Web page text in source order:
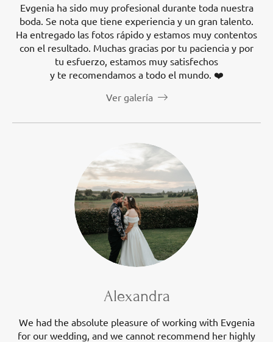
Evgenia ha sido muy profesional durante toda nuestra
boda. Se nota que tiene experiencia y un gran talento.
Ha entregado las fotos rápido y estamos muy contentos
con el resultado. Muchas gracias por tu paciencia y por
tu esfuerzo, estamos muy satisfechos
y te recomendamos a todo el mundo. ❤️
Ver galería
Alexandra
We had the absolute pleasure of working with Evgenia
for our wedding, and we cannot recommend her highly